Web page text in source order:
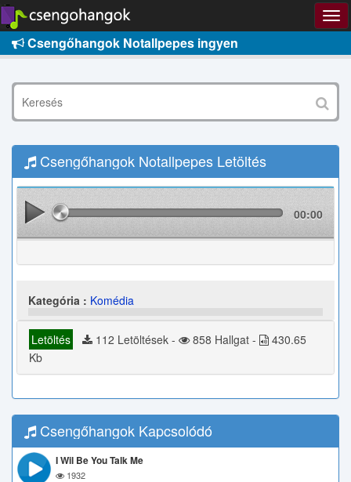
Csengőhangok Notallpepes ingyen
Csengőhangok Notallpepes Letöltés
00:00
Kategória : Komédia
Letöltés 112 Letöltések - 858 Hallgat -
430.65
Kb
Csengőhangok Kapcsolódó
I Wil Be You Talk Me
1932